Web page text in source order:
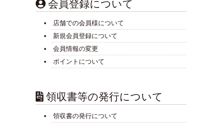
会員登録について
店舗での会員様について
新規会員登録について
会員情報の変更
ポイントについて
領収書等の発行について
領収書の発行について